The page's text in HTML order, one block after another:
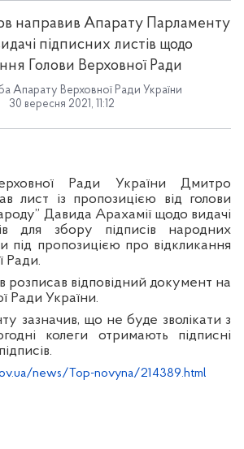
направив Апарату Парламенту
підписних листів щодо
Голови Верховної Ради
Апарату Верховної Ради України
30 вересня 2021, 11:12
Ради України Дмитро
лист із пропозицією від голови
Давида Арахамії щодо видачі
для збору підписів народних
під пропозицією про відкликання
Ради.
відповідний документ на
Ради України.
зазначив, що не буде зволікати з
колеги отримають підписні
news/Top-novyna/214389.html